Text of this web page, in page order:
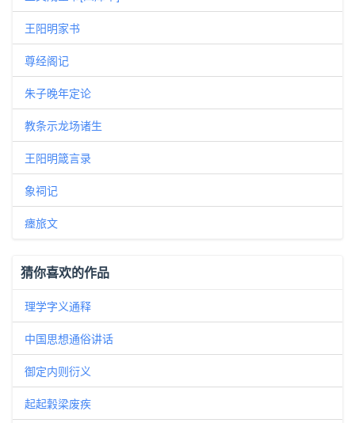
王阳明家书
尊经阁记
朱子晚年定论
教条示龙场诸生
王阳明箴言录
象祠记
瘗旅文
猜你喜欢的作品
理学字义通释
中国思想通俗讲话
御定内则衍义
起起穀梁废疾